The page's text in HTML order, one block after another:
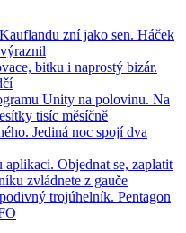
zní jako sen. Háček
bitku i naprostý bizár.
Unity na polovinu. Na
tisíc měsíčně
Jediná noc spojí dva
Objednat se, zaplatit
zvládnete z gauče
trojúhelník. Pentagon